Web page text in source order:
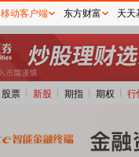
股票 新股 期指 期权 行
移动客户端 东方财富 天天